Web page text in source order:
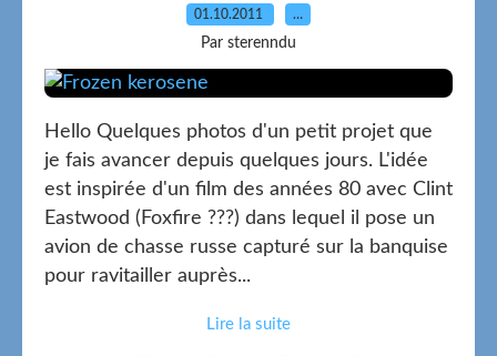
01.10.2011 …
Par sterenndu
Hello Quelques photos d'un petit projet que
je fais avancer depuis quelques jours. L'idée
est inspirée d'un film des années 80 avec Clint
Eastwood (Foxfire ???) dans lequel il pose un
avion de chasse russe capturé sur la banquise
pour ravitailler auprès...
Lire la suite